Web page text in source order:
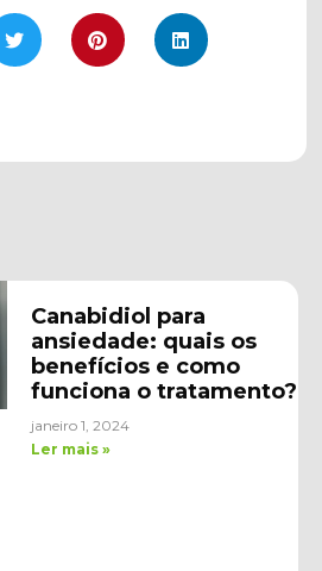
Canabidiol para
ansiedade: quais os
benefícios e como
funciona o tratamento?
janeiro 1, 2024
Ler mais »